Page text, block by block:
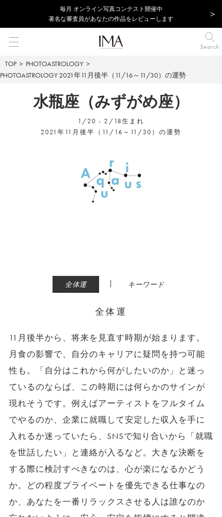
毎⽉ オンライン写真コンテスト開催中
著名な審査員があなたの作品をレビューします
Search
TOP
PHOTOASTROLOGY
PHOTOASTROLOGY 2021年11月後半（11/16～11/30）の運勢
水瓶座（みずがめ座）
1/20 - 2/18生まれ
2021年11月後半（11/16～11/30）の運勢
全体運 | キーワード
全体運
11月後半から、将来を見直す時期が始まります。
月食の影響で、自分のキャリアに疑問を持つ可能
性も。「自分はこれから何がしたいのか」と迷っ
ているのならば、この時期には何らかのサインが
現れそうです。例えばアーティストをフルタイム
でやるのか、企業に就職して安定した収入を手に
入れるか迷っていたら、SNSで知り合いから「就職
を世話したい」と連絡が入るなど。大きな決断を
する際に検討すべきなのは、心が楽になるかどう
か。どの程度プライベートを優先できる仕事なの
か、あなたを一番リラックスさせる人は誰なのか